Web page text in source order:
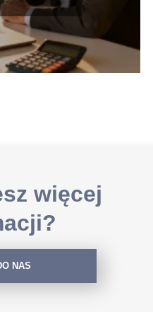
więcej
NAS